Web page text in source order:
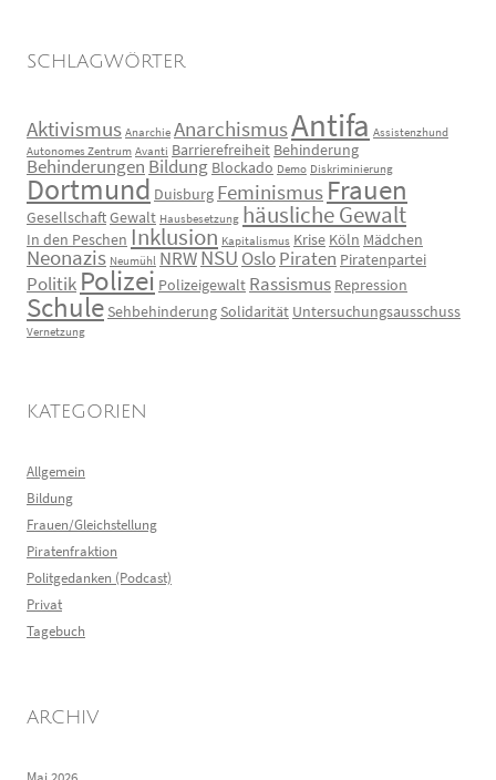
SCHLAGWÖRTER
Aktivismus Anarchie AnarchismusAntifa Assistenzhund
Autonomes Zentrum Avanti Barrierefreiheit Behinderung
Behinderungen Bildung Blockado Demo Diskriminierung
Dortmund Duisburg Feminismus Frauen
GesellschaftGewalt Hausbesetzung häusliche Gewalt
In den Peschen Inklusion Kapitalismus Krise Köln Mädchen
Neonazis Neumühl NRWNSU OsloPiraten Piratenpartei
Politik Polizei Polizeigewalt Rassismus Repression
Schule Sehbehinderung Solidarität Untersuchungsausschuss
Vernetzung
KATEGORIEN
Allgemein
Bildung
Frauen/Gleichstellung
Piratenfraktion
Politgedanken (Podcast)
Privat
Tagebuch
ARCHIV